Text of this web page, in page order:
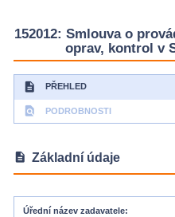
152012: Smlouva o
oprav, kontrol v
description PŘEHLED
find_in_page PODROBNOSTI
description Základní údaje
Úřední název zadavatele